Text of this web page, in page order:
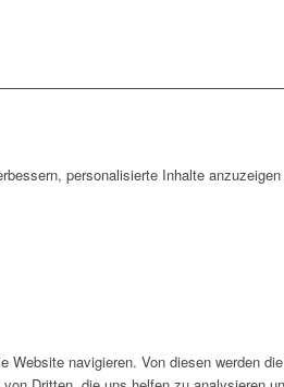
personalisierte Inhalte
navigieren. Von diesen werden